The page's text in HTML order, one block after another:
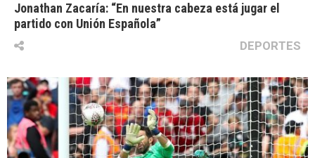
Jonathan Zacaría: “En nuestra cabeza está jugar el
partido con Unión Española”
DEPORTES